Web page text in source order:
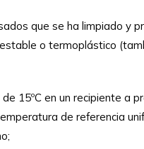
que se ha limpiado y
o termoplástico
15ºC en un recipiente a
de referencia